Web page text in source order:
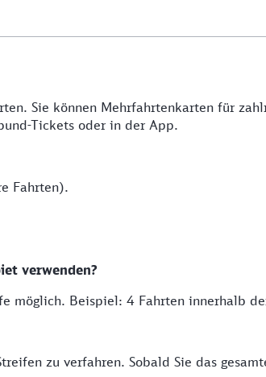
Sie können Mehrfahrtenkarten für
Tickets oder in der App.
Fahrten).
verwenden?
möglich. Beispiel: 4 Fahrten innerhalb
zu verfahren. Sobald Sie das